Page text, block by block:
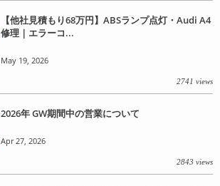
【他社見積もり68万円】ABSランプ点灯・Audi A4
修理｜エラーコ...
May 19, 2026
2741 views
2026年 GW期間中の営業について
Apr 27, 2026
2843 views